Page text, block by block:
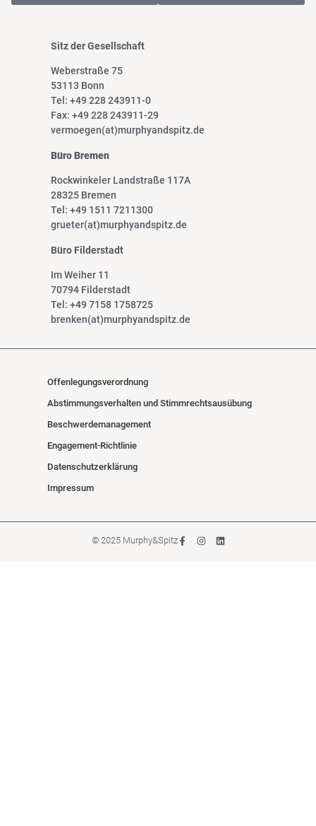
Sitz der Gesellschaft
Weberstraße 75
53113 Bonn
Tel: +49 228 243911-0
Fax: +49 228 243911-29
vermoegen(at)murphyandspitz.de
Büro Bremen
Rockwinkeler Landstraße 117A
28325 Bremen
Tel: +49 1511 7211300
grueter(at)murphyandspitz.de
Büro Filderstadt
Im Weiher 11
70794 Filderstadt
Tel: +49 7158 1758725
brenken(at)murphyandspitz.de
Offenlegungsverordnung
Abstimmungsverhalten und Stimmrechtsausübung
Beschwerdemanagement
Engagement-Richtlinie
Datenschutzerklärung
Impressum
© 2025 Murphy&Spitz